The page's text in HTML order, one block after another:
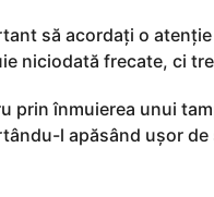
să acordați o
niciodată frecate, ci
prin înmuierea unui
l apăsând ușor